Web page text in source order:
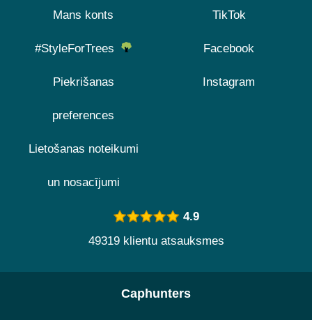
Mans konts
#StyleForTrees
Piekrišanas
preferences
Lietošanas noteikumi
un nosacījumi
TikTok
Facebook
Instagram
4.9
49319 klientu atsauksmes
Caphunters